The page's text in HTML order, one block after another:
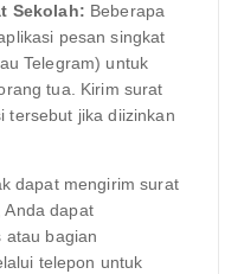
Sekolah: Beberapa
pesan singkat
Telegram) untuk
tua. Kirim surat
tersebut jika diizinkan
dapat mengirim surat
Anda dapat
atau bagian
telepon untuk